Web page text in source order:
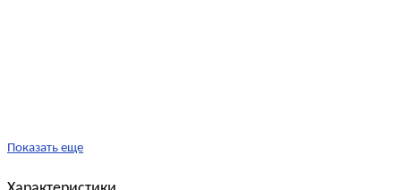
Показать еще